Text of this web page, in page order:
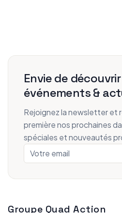
Envie de
événements &
Rejoignez la newsletter et
première nos prochaines
spéciales et nouveautés
Groupe Quad Action